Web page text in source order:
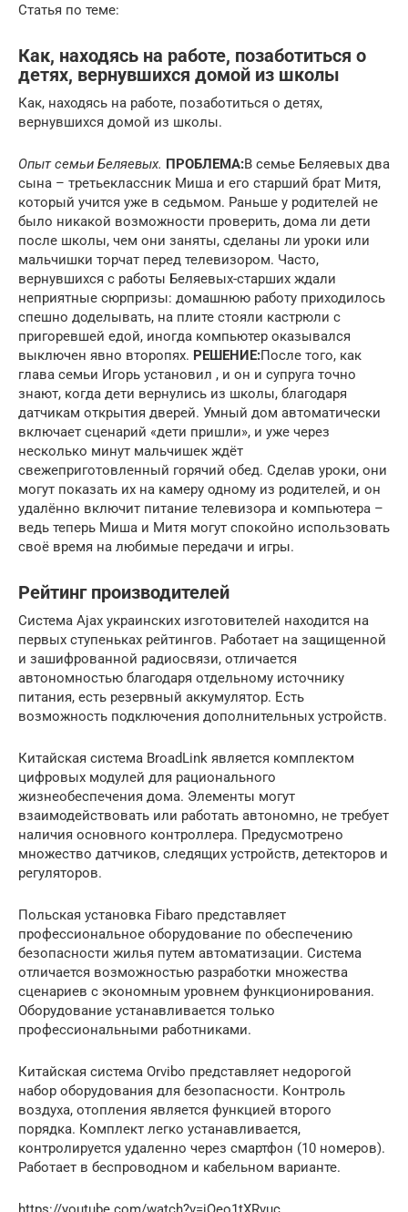
Статья по теме:
Как, находясь на работе, позаботиться о
детях, вернувшихся домой из школы
Как, находясь на работе, позаботиться о детях,
вернувшихся домой из школы.
Опыт семьи Беляевых. ПРОБЛЕМА:В семье Беляевых два
сына – третьеклассник Миша и его старший брат Митя,
который учится уже в седьмом. Раньше у родителей не
было никакой возможности проверить, дома ли дети
после школы, чем они заняты, сделаны ли уроки или
мальчишки торчат перед телевизором. Часто,
вернувшихся с работы Беляевых-старших ждали
неприятные сюрпризы: домашнюю работу приходилось
спешно доделывать, на плите стояли кастрюли с
пригоревшей едой, иногда компьютер оказывался
выключен явно второпях. РЕШЕНИЕ:После того, как
глава семьи Игорь установил , и он и супруга точно
знают, когда дети вернулись из школы, благодаря
датчикам открытия дверей. Умный дом автоматически
включает сценарий «дети пришли», и уже через
несколько минут мальчишек ждёт
свежеприготовленный горячий обед. Сделав уроки, они
могут показать их на камеру одному из родителей, и он
удалённо включит питание телевизора и компьютера –
ведь теперь Миша и Митя могут спокойно использовать
своё время на любимые передачи и игры.
Рейтинг производителей
Система Ajax украинских изготовителей находится на
первых ступеньках рейтингов. Работает на защищенной
и зашифрованной радиосвязи, отличается
автономностью благодаря отдельному источнику
питания, есть резервный аккумулятор. Есть
возможность подключения дополнительных устройств.
Китайская система BroadLink является комплектом
цифровых модулей для рационального
жизнеобеспечения дома. Элементы могут
взаимодействовать или работать автономно, не требует
наличия основного контроллера. Предусмотрено
множество датчиков, следящих устройств, детекторов и
регуляторов.
Польская установка Fibaro представляет
профессиональное оборудование по обеспечению
безопасности жилья путем автоматизации. Система
отличается возможностью разработки множества
сценариев с экономным уровнем функционирования.
Оборудование устанавливается только
профессиональными работниками.
Китайская система Orvibo представляет недорогой
набор оборудования для безопасности. Контроль
воздуха, отопления является функцией второго
порядка. Комплект легко устанавливается,
контролируется удаленно через смартфон (10 номеров).
Работает в беспроводном и кабельном варианте.